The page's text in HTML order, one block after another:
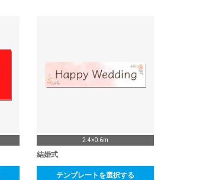
2.4×0.6m
結婚式
テンプレートを選択する